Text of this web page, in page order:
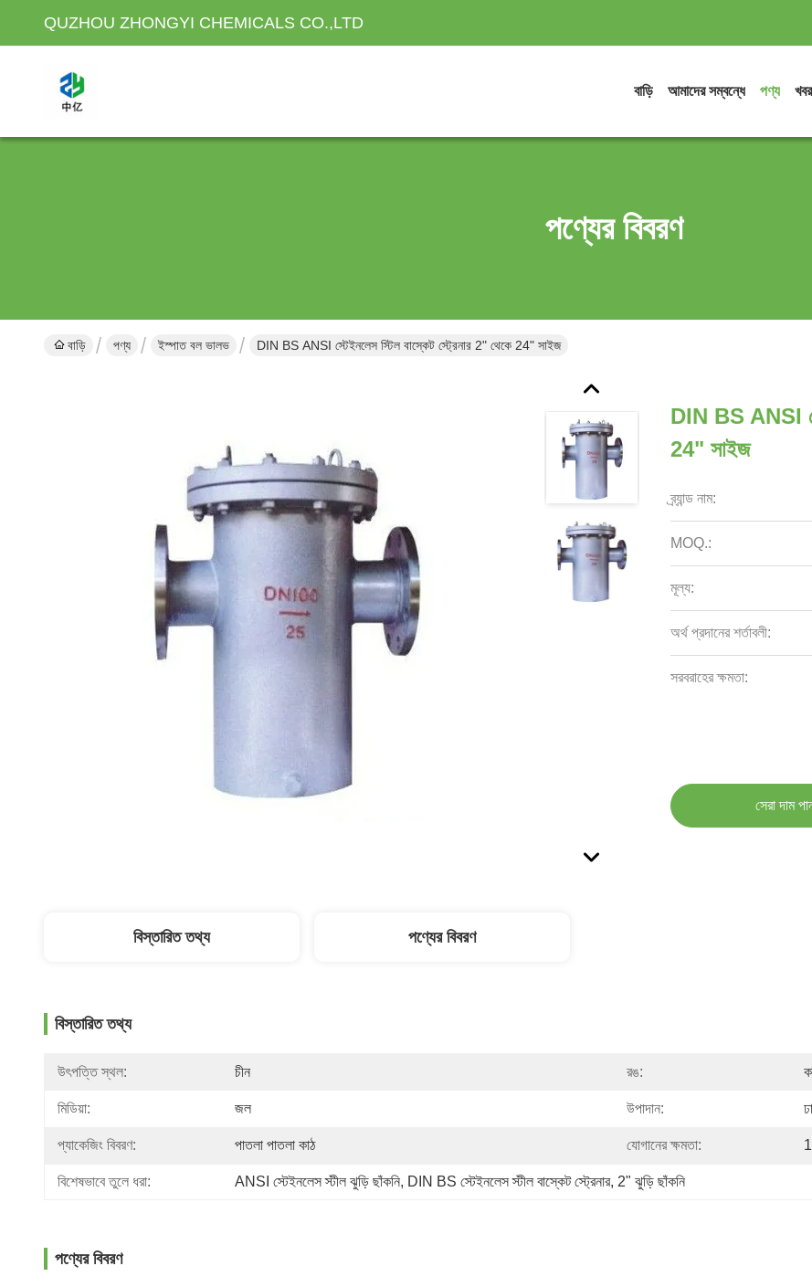
QUZHOU ZHONGYI CHEMICALS CO.,LTD
বাড়ি আমাদের সম্বন্ধে পণ্য খবর
পণ্যের বিবরণ
বাড়ি পণ্য ইস্পাত বল ভালভ DIN BS ANSI স্টেইনলেস স্টিল বাস্কেট স্ট্রেনার 2" থেকে 24" সাইজ
DIN BS ANSI
24" সাইজ
ব্র্যান্ড নাম:
MOQ.:
মূল্য:
অর্থ প্রদানের শর্তাবলী:
সরবরাহের ক্ষমতা:
সেরা দাম
বিস্তারিত তথ্য পণ্যের বিবরণ
বিস্তারিত তথ্য
উৎপত্তি স্থল: চীন রঙ:
মিডিয়া: জল উপাদান:
প্যাকেজিং বিবরণ: পাতলা পাতলা কাঠ যোগানের ক্ষমতা:
বিশেষভাবে তুলে ধরা: ANSI স্টেইনলেস স্টীল ঝুড়ি ছাঁকনি, DIN BS স্টেইনলেস স্টীল বাস্কেট স্ট্রেনার, 2" ঝুড়ি ছাঁকনি
পণ্যের বিবরণ